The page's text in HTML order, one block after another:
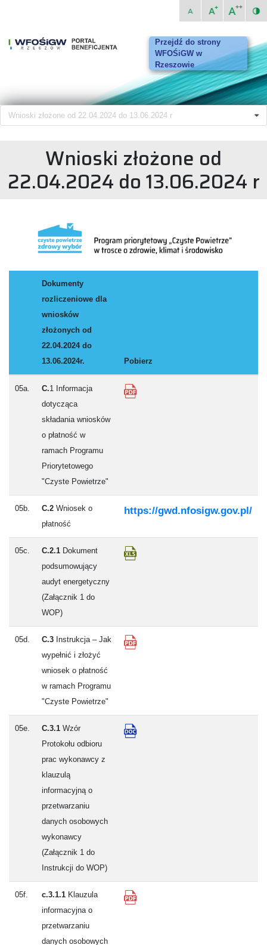
Przejdź do strony
WFOŚiGW w
Rzeszowie
Wnioski złożone od 22.04.2024 do 13.06.2024 r
Wnioski złożone od
22.04.2024 do 13.06.2024 r
Dokumenty
rozliczeniowe dla
wniosków
złożonych od
22.04.2024 do
13.06.2024r.
Pobierz
05a. C.1 Informacja
dotycząca
składania wniosków
o płatność w
ramach Programu
Priorytetowego
"Czyste Powietrze"
05b. C.2Wniosek o
płatność
https://gwd.nfosigw.gov.pl/
05c. C.2.1Dokument
podsumowujący
audyt energetyczny
(Załącznik 1 do
WOP)
05d. C.3Instrukcja – Jak
wypełnić i złożyć
wniosek o płatność
w ramach Programu
"Czyste Powietrze"
05e. C.3.1Wzór
Protokołu odbioru
prac wykonawcy z
klauzulą
informacyjną o
przetwarzaniu
danych osobowych
wykonawcy
(Załącznik 1 do
Instrukcji do WOP)
05f. c.3.1.1Klauzula
informacyjna o
przetwarzaniu
danych osobowych